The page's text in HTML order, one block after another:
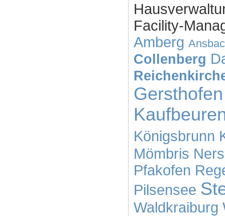
Facility-
Amberg
Collenberg
Gersthofen
Königsbrunn
Mömbris
Pfakofen
Pilsensee
Waldkraiburg